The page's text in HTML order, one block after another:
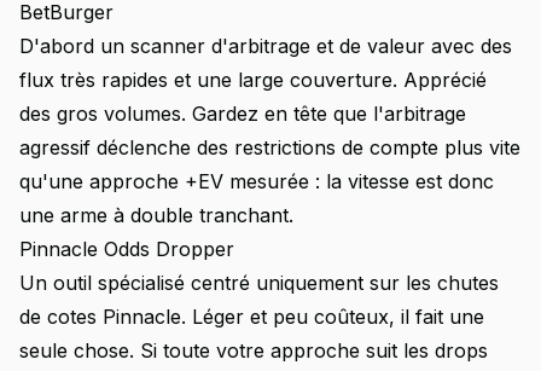
BetBurger
D'abord un scanner d'arbitrage et de valeur avec des
flux très rapides et une large couverture. Apprécié
des gros volumes. Gardez en tête que l'arbitrage
agressif déclenche des restrictions de compte plus vite
qu'une approche +EV mesurée : la vitesse est donc
une arme à double tranchant.
Pinnacle Odds Dropper
Un outil spécialisé centré uniquement sur les chutes
de cotes Pinnacle. Léger et peu coûteux, il fait une
seule chose. Si toute votre approche suit les drops